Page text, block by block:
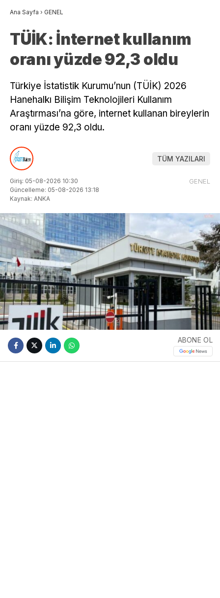
Ana Sayfa › GENEL
TÜİK: İnternet kullanım
oranı yüzde 92,3 oldu
Türkiye İstatistik Kurumu’nun (TÜİK) 2026
Hanehalkı Bilişim Teknolojileri Kullanım
Araştırması’na göre, internet kullanan bireylerin
oranı yüzde 92,3 oldu.
TÜM YAZILARI
Giriş: 05-08-2026 10:30
Güncelleme: 05-08-2026 13:18
Kaynak: ANKA
GENEL
ABONE OL